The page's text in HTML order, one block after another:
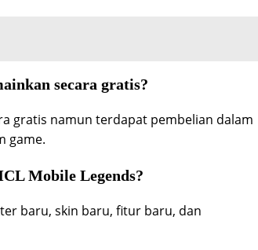
secara gratis?
gratis namun terdapat pembelian dalam
game.
Mobile Legends?
baru, skin baru, fitur baru, dan